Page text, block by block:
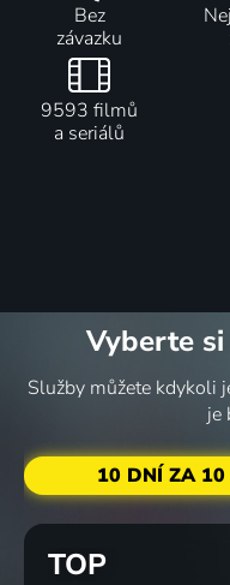
Bez
závazku
9593 filmů
a seriálů
Vyberte
Služby můžete kdykoli
je
10 DNÍ ZA 10
TOP